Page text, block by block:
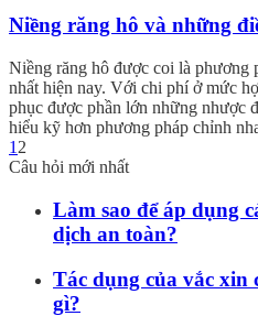
Niềng răng hô và những
Niềng răng hô được coi là phương
nhất hiện nay. Với chi phí ở mức
phục được phần lớn những nhược
hiểu kỹ hơn phương pháp chỉnh
1 2
Câu hỏi mới nhất
Làm sao để áp dụng
dịch an toàn?
Tác dụng của vắc xin
gì?